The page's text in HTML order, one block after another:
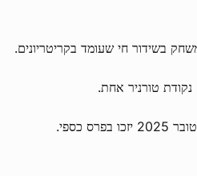
טורניר אחת.